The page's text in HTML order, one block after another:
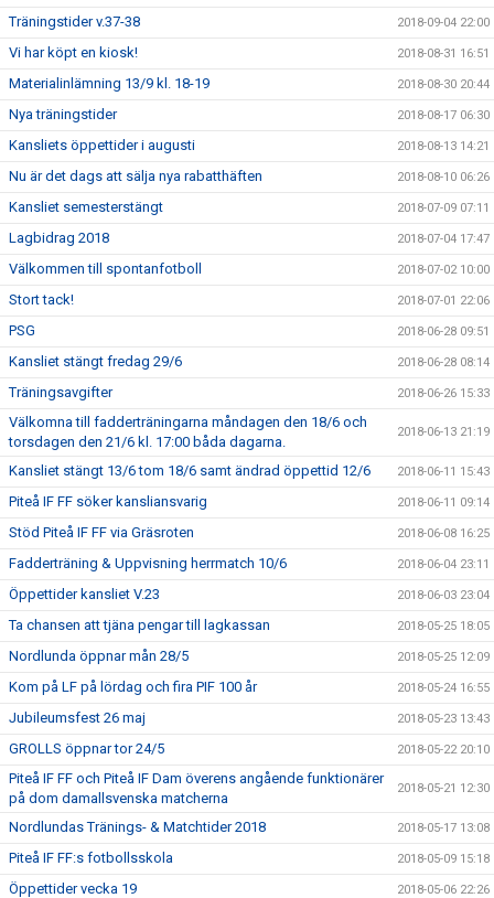
Träningstider v.37-38 2018-09-04 22:00
Vi har köpt en kiosk! 2018-08-31 16:51
Materialinlämning 13/9 kl. 18-19 2018-08-30 20:44
Nya träningstider 2018-08-17 06:30
Kansliets öppettider i augusti 2018-08-13 14:21
Nu är det dags att sälja nya rabatthäften 2018-08-10 06:26
Kansliet semesterstängt 2018-07-09 07:11
Lagbidrag 2018 2018-07-04 17:47
Välkommen till spontanfotboll 2018-07-02 10:00
Stort tack! 2018-07-01 22:06
PSG 2018-06-28 09:51
Kansliet stängt fredag 29/6 2018-06-28 08:14
Träningsavgifter 2018-06-26 15:33
Välkomna till fadderträningarna måndagen den 18/6 och
torsdagen den 21/6 kl. 17:00 båda dagarna.
2018-06-13 21:19
Kansliet stängt 13/6 tom 18/6 samt ändrad öppettid 12/6 2018-06-11 15:43
Piteå IF FF söker kansliansvarig 2018-06-11 09:14
Stöd Piteå IF FF via Gräsroten 2018-06-08 16:25
Fadderträning & Uppvisning herrmatch 10/6 2018-06-04 23:11
Öppettider kansliet V.23 2018-06-03 23:04
Ta chansen att tjäna pengar till lagkassan 2018-05-25 18:05
Nordlunda öppnar mån 28/5 2018-05-25 12:09
Kom på LF på lördag och fira PIF 100 år 2018-05-24 16:55
Jubileumsfest 26 maj 2018-05-23 13:43
GROLLS öppnar tor 24/5 2018-05-22 20:10
Piteå IF FF och Piteå IF Dam överens angående funktionärer
på dom damallsvenska matcherna
2018-05-21 12:30
Nordlundas Tränings- & Matchtider 2018 2018-05-17 13:08
Piteå IF FF:s fotbollsskola 2018-05-09 15:18
Öppettider vecka 19 2018-05-06 22:26